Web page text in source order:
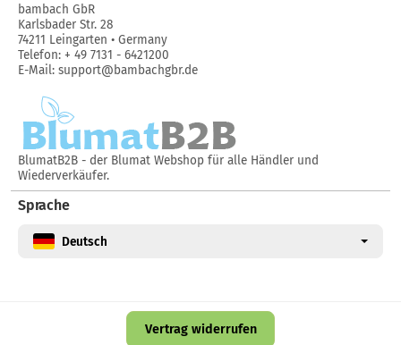
bambach GbR
Karlsbader Str. 28
74211 Leingarten • Germany
Telefon: + 49 7131 - 6421200
E-Mail: support@bambachgbr.de
BlumatB2B - der Blumat Webshop für alle Händler und
Wiederverkäufer.
Sprache
Deutsch
Vertrag widerrufen